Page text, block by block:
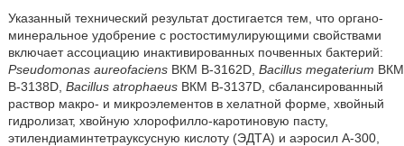
Указанный технический результат достигается тем, что органо-
минеральное удобрение с ростостимулирующими свойствами
включает ассоциацию инактивированных почвенных бактерий:
Pseudomonas aureofaciensВКМ B-3162D, Bacillus megaterium ВКМ
B-3138D, Bacillus atrophaeusВКМ B-3137D, сбалансированный
раствор макро- и микроэлементов в хелатной форме, хвойный
гидролизат, хвойную хлорофилло-каротиновую пасту,
этилендиаминтетрауксусную кислоту (ЭДТА) и аэросил А-300,